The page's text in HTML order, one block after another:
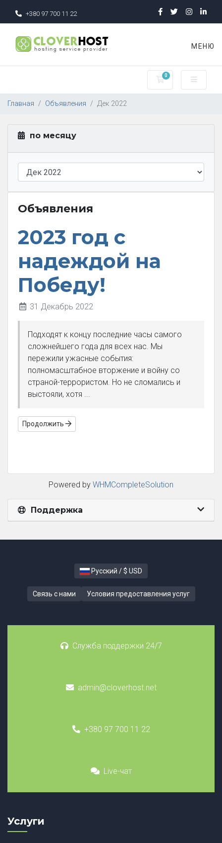
+380 97 700 11 22
МЕНЮ
0
Корзина
Главная Объявления Дек 2022
по месяцу
Объявления
2023 год с
надеждой на
Победу!
31 Декабрь 2022
Подходят к концу последние часы самого
сложнейшего года для всех нас. Мы
пережили ужасные события:
полномасштабное вторжение и войну со
страной-террористом. Но не сломались и
выстояли, хотя ...
Продолжить
Powered by WHMCompleteSolution
Поддержка
Русский / $ USD
Связь с нами Условия предоставления услуг
Служба поддержки 24/7
admin@cloverhost.net
+380 97 700 11 22
Live-чат
Услуги